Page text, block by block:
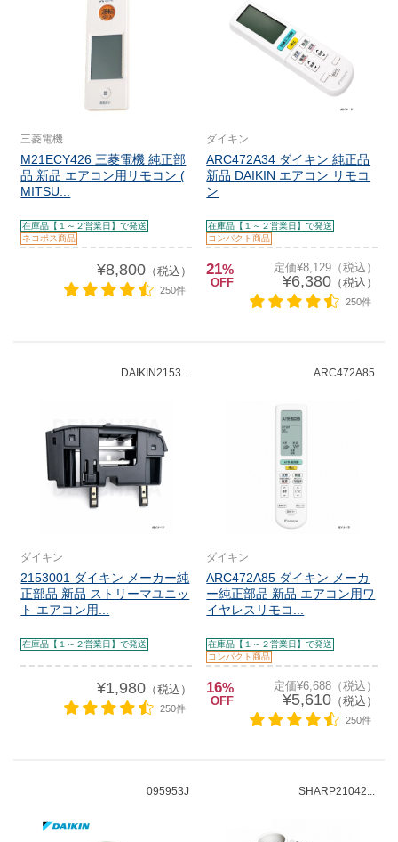
三菱電機
M21ECY426 三菱電機 純正部
品 新品 エアコン用リモコン (
MITSU...
在庫品【１～２営業日】で発送
ネコポス商品
¥8,800（税込）
250件
ダイキン
ARC472A34 ダイキン 純正品
新品 DAIKIN エアコン リモコ
ン
在庫品【１～２営業日】で発送
コンパクト商品
21%
OFF
定価¥8,129（税込）
¥6,380（税込）
250件
DAIKIN2153...
ダイキン
2153001 ダイキン メーカー純
正部品 新品 ストリーマユニッ
ト エアコン用...
在庫品【１～２営業日】で発送
¥1,980（税込）
250件
ARC472A85
ダイキン
ARC472A85 ダイキン メーカ
ー純正部品 新品 エアコン用ワ
イヤレスリモコ...
在庫品【１～２営業日】で発送
コンパクト商品
16%
OFF
定価¥6,688（税込）
¥5,610（税込）
250件
095953J SHARP21042...